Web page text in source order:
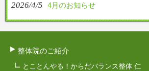
2026/4/5 4月のお知らせ
整体院のご紹介
とことんやる！からだバランス整体 仁